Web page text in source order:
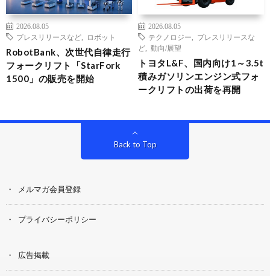
2026.08.05
プレスリリースなど
ロボット
RobotBank、次世代自律走行
フォークリフト「StarFork
1500」の販売を開始
2026.08.05
テクノロジー
プレスリリースな
ど
動向/展望
トヨタL&F、国内向け1～3.5t
積みガソリンエンジン式フォ
ークリフトの出荷を再開
Back to Top
メルマガ会員登録
プライバシーポリシー
広告掲載